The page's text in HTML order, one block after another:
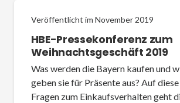
Veröffentlicht im November 2019
HBE-Pressekonferenz zum
Weihnachtsgeschäft 2019
Was werden die Bayern kaufen und
geben sie für Präsente aus? Auf
Fragen zum Einkaufsverhalten geht